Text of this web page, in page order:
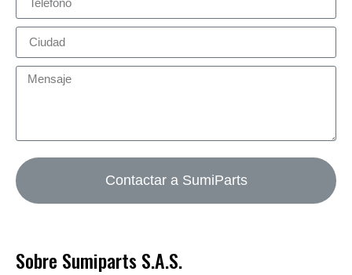
Contactar a SumiParts
Sobre Sumiparts S.A.S.